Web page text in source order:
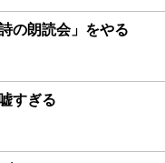
の朗読会」をやる
すぎる